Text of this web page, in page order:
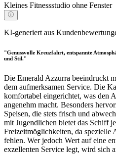
Kleines Fitnessstudio ohne Fenster
KI-generiert aus
"Genussvolle Kreuzfahrt, entspannte
und Stil."
Die Emerald Azzurra beeindruckt
dem aufmerksamen Service. Die
komfortabel eingerichtet, was den
angenehm macht. Besonders
Speisen, die stets frisch und
mit Jugendlichen bietet das Schiff
Freizeitmöglichkeiten, da spezielle
fehlen. Wer jedoch Wert auf eine
exzellenten Service legt, wird sich